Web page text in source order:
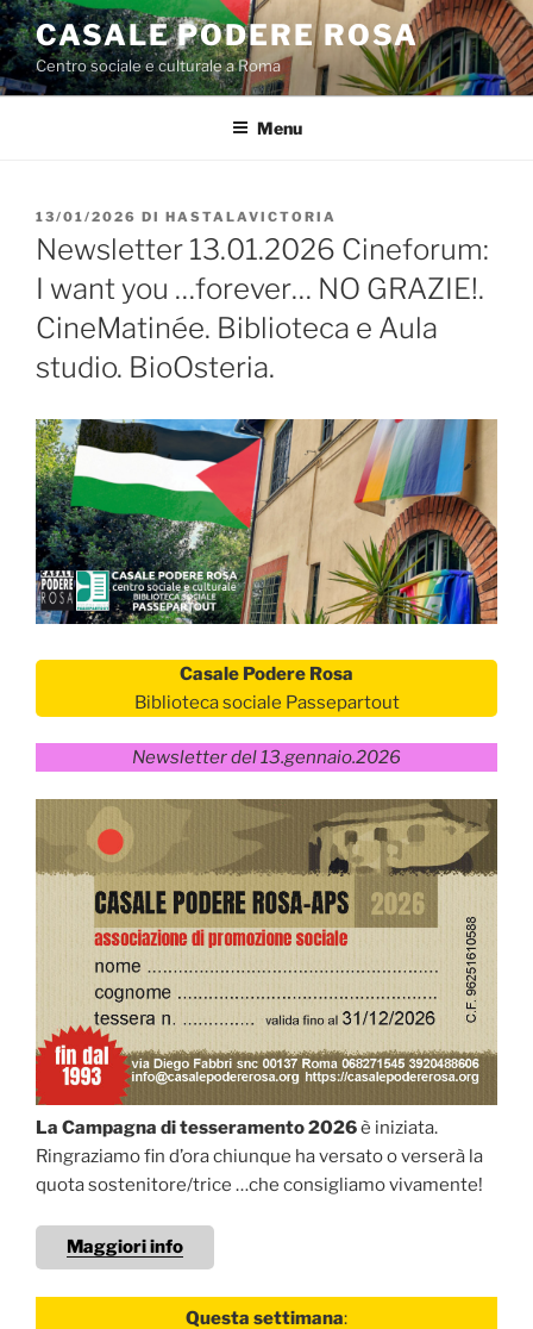
Salta
al
contenuto
CASALE PODERE ROSA
Centro sociale e culturale a Roma
Menu
PUBBLICATO
IL
13/01/2026 DI HASTALAVICTORIA
Newsletter 13.01.2026 Cineforum:
I want you …forever… NO GRAZIE!.
CineMatinée. Biblioteca e Aula
studio. BioOsteria.
Casale Podere Rosa
Biblioteca sociale Passepartout
Newsletter del 13.gennaio.2026
La Campagna di tesseramento 2026è iniziata.
Ringraziamo fin d’ora chiunque ha versato o verserà la
quota sostenitore/trice …che consigliamo vivamente!
Maggiori info
Questa settimana: